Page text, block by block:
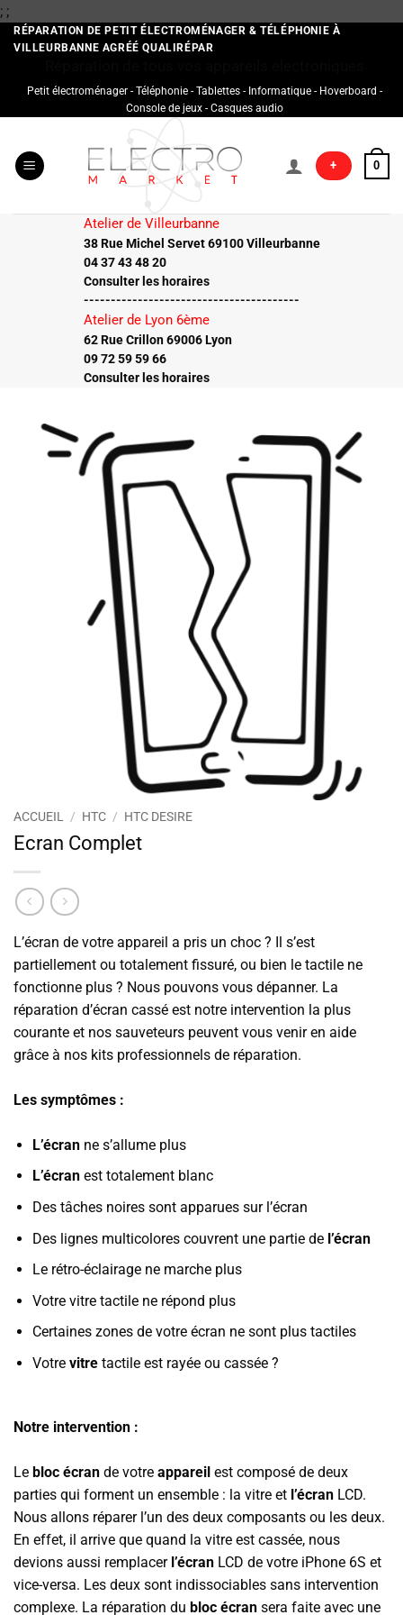
; ;Passer
au
contenu
RÉPARATION DE PETIT ÉLECTROMÉNAGER & TÉLÉPHONIE À
VILLEURBANNE AGRÉÉ QUALIRÉPAR
Petit électroménager - Téléphonie - Tablettes - Informatique - Hoverboard -
Console de jeux - Casques audio
+ 0
Atelier de Villeurbanne
38 Rue Michel Servet 69100 Villeurbanne
04 37 43 48 20
Consulter les horaires
----------------------------------------
Atelier de Lyon 6ème
62 Rue Crillon 69006 Lyon
09 72 59 59 66
Consulter les horaires
ACCUEIL / HTC / HTC DESIRE
Ecran Complet
L’écran de votre appareil a pris un choc ? Il s’est
partiellement ou totalement fissuré, ou bien le tactile ne
fonctionne plus ? Nous pouvons vous dépanner. La
réparation d’écran cassé est notre intervention la plus
courante et nos sauveteurs peuvent vous venir en aide
grâce à nos kits professionnels de réparation.
Les symptômes :
L’écranne s’allume plus
L’écranest totalement blanc
Des tâches noires sont apparues sur l’écran
Des lignes multicolores couvrent une partie de l’écran
Le rétro-éclairage ne marche plus
Votre vitre tactile ne répond plus
Certaines zones de votre écran ne sont plus tactiles
Votre vitretactile est rayée ou cassée ?
Notre intervention :
Le bloc écran de votre appareil est composé de deux
parties qui forment un ensemble : la vitre et l’écran LCD.
Nous allons réparer l’un des deux composants ou les deux.
En effet, il arrive que quand la vitre est cassée, nous
devions aussi remplacer l’écran LCD de votre iPhone 6S et
vice-versa. Les deux sont indissociables sans intervention
complexe. La réparation du bloc écran sera faite avec une